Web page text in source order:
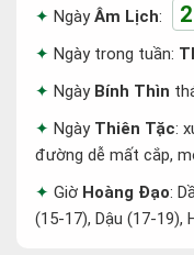
NgàyÂm Lịch:
Ngày trong tuần:
Ngày Bính Thìn
Ngày Thiên Tặc:
đường dễ mất cắp,
Giờ Hoàng Đạo:
(15-17), Dậu (17-19),